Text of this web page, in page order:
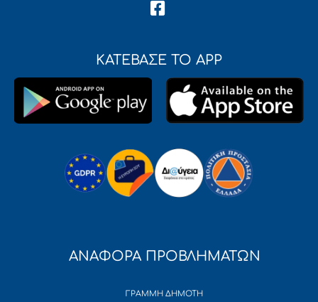
ΚΑΤΕΒΑΣΕ ΤΟ APP
ΑΝΑΦΟΡΑ ΠΡΟΒΛΗΜΑΤΩΝ
ΓΡΑΜΜΗ ΔΗΜΟΤΗ